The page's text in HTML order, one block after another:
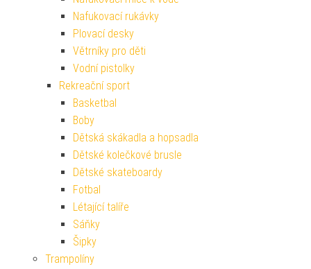
Nafukovací rukávky
Plovací desky
Větrníky pro děti
Vodní pistolky
Rekreační sport
Basketbal
Boby
Dětská skákadla a hopsadla
Dětské kolečkové brusle
Dětské skateboardy
Fotbal
Létající talíře
Sáňky
Šipky
Trampolíny